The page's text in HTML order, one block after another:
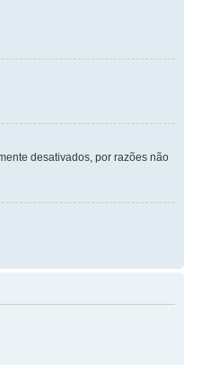
desativados, por razões não